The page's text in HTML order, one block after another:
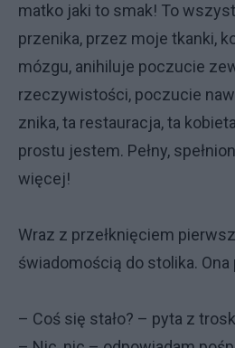
matko jaki to smak! To
przenika, przez moje tkanki,
mózgu, anihiluje poczucie
rzeczywistości, poczucie
znika, ta restauracja, ta
prostu jestem. Pełny,
więcej!
Wraz z przełknięciem
świadomością do stolika.
– Coś się stało? – pyta z